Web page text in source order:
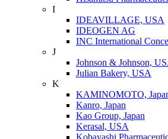
I
IDEAVILLAGE, USA
IDEOGEN AG
INC International
J
Johnson & Johnson,
Julian Bakery, USA
K
KAMINOMOTO,
Kanro, Japan
Kao Group, Japan
Kerasal, USA
Kobayashi